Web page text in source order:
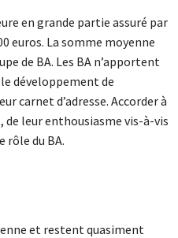
en grande partie assuré par
euros. La somme moyenne
de BA. Les BA n’apportent
développement de
carnet d’adresse. Accorder à
de leur enthousiasme vis-à-vis
rôle du BA.
et restent quasiment